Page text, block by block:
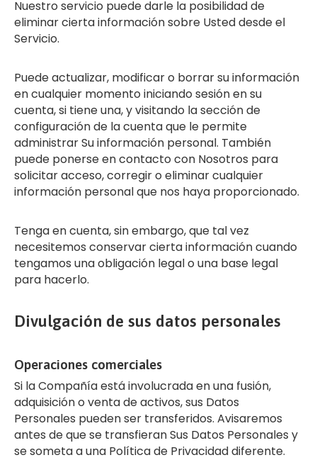
Nuestro servicio puede darle la posibilidad de
eliminar cierta información sobre Usted desde el
Servicio.
Puede actualizar, modificar o borrar su información
en cualquier momento iniciando sesión en su
cuenta, si tiene una, y visitando la sección de
configuración de la cuenta que le permite
administrar Su información personal. También
puede ponerse en contacto con Nosotros para
solicitar acceso, corregir o eliminar cualquier
información personal que nos haya proporcionado.
Tenga en cuenta, sin embargo, que tal vez
necesitemos conservar cierta información cuando
tengamos una obligación legal o una base legal
para hacerlo.
Divulgación de sus datos personales
Operaciones comerciales
Si la Compañía está involucrada en una fusión,
adquisición o venta de activos, sus Datos
Personales pueden ser transferidos. Avisaremos
antes de que se transfieran Sus Datos Personales y
se someta a una Política de Privacidad diferente.